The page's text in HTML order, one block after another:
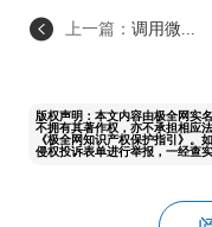
上一篇： 调用微...
版权声明：本文内容由极全网实
不拥有其著作权，亦不承担相应
《极全网知识产权保护指引》。
侵权投诉表单进行举报，一经查